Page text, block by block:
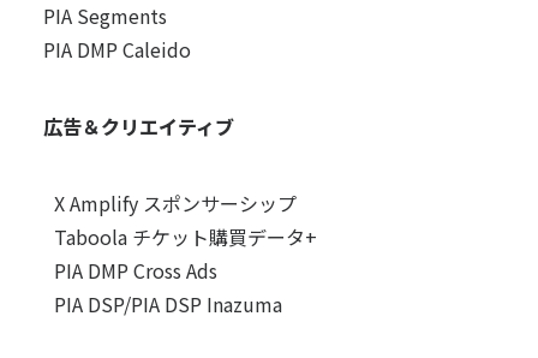
PIA Segments
PIA DMP Caleido
広告＆クリエイティブ
X Amplify スポンサーシップ
Taboola チケット購買データ+
PIA DMP Cross Ads
PIA DSP/PIA DSP Inazuma